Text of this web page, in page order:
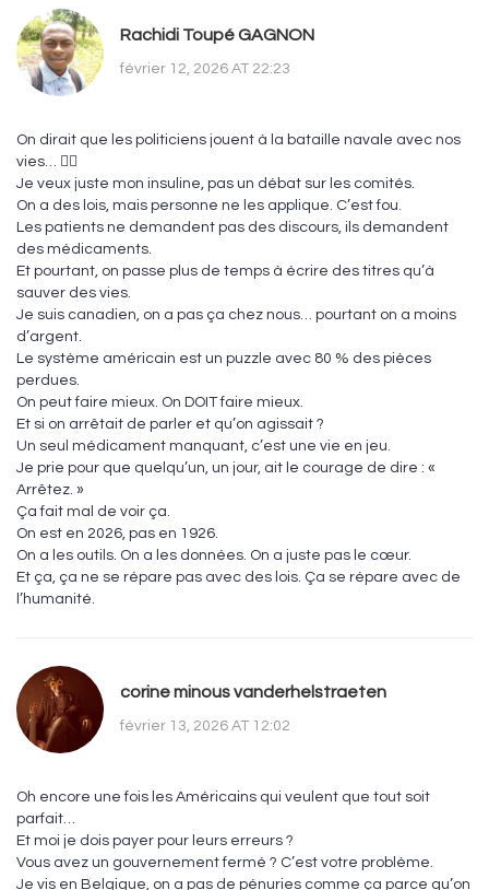
Rachidi Toupé GAGNON
février 12, 2026 AT 22:23
On dirait que les politiciens jouent à la bataille navale avec nos
vies… 🤦‍♂️
Je veux juste mon insuline, pas un débat sur les comités.
On a des lois, mais personne ne les applique. C’est fou.
Les patients ne demandent pas des discours, ils demandent
des médicaments.
Et pourtant, on passe plus de temps à écrire des titres qu’à
sauver des vies.
Je suis canadien, on a pas ça chez nous… pourtant on a moins
d’argent.
Le système américain est un puzzle avec 80 % des pièces
perdues.
On peut faire mieux. On DOIT faire mieux.
Et si on arrêtait de parler et qu’on agissait ?
Un seul médicament manquant, c’est une vie en jeu.
Je prie pour que quelqu’un, un jour, ait le courage de dire : «
Arrêtez. »
Ça fait mal de voir ça.
On est en 2026, pas en 1926.
On a les outils. On a les données. On a juste pas le cœur.
Et ça, ça ne se répare pas avec des lois. Ça se répare avec de
l’humanité.
corine minous vanderhelstraeten
février 13, 2026 AT 12:02
Oh encore une fois les Américains qui veulent que tout soit
parfait…
Et moi je dois payer pour leurs erreurs ?
Vous avez un gouvernement fermé ? C’est votre problème.
Je vis en Belgique, on a pas de pénuries comme ça parce qu’on